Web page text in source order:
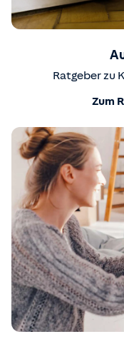
Ratgeber zu
Zum